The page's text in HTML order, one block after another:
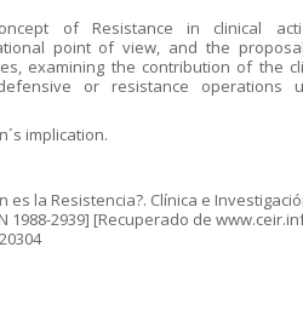
of Resistance in clinical
point of view, and the
examining the contribution of the
or resistance operations
implication.
es la Resistencia?. Clínica e
1988-2939] [Recuperado de